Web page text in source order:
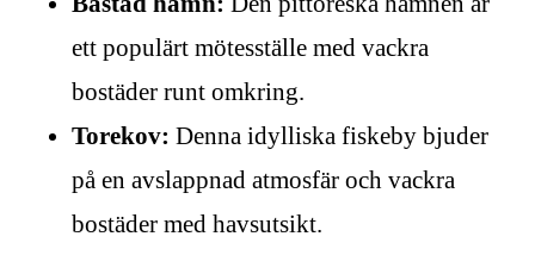
ett populärt mötesställe med vackra
bostäder runt omkring.
Torekov: Denna idylliska fiskeby bjuder
på en avslappnad atmosfär och vackra
bostäder med havsutsikt.